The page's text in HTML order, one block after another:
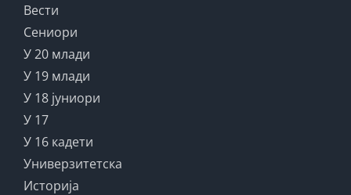
Вести
Сениори
У 20 млади
У 19 млади
У 18 јуниори
У 17
У 16 кадети
Универзитетска
Историја